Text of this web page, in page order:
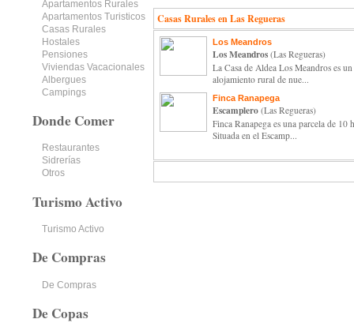
Apartamentos Rurales
Apartamentos Turisticos
Casas Rurales
Hostales
Pensiones
Viviendas Vacacionales
Albergues
Campings
Donde Comer
Restaurantes
Sidrerías
Otros
Turismo Activo
Turismo Activo
De Compras
De Compras
De Copas
Casas Rurales en Las Regueras
Los Meandros
Los Meandros(Las Regueras)
La Casa de Aldea Los Meandros es un
alojamiento rural de nue...
Finca Ranapega
Escamplero(Las Regueras)
Finca Ranapega es una parcela de 10
Situada en el Escamp...